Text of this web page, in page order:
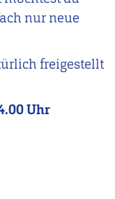
nur neue
freigestellt
Uhr